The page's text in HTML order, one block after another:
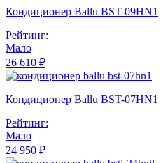
Кондиционер Ballu BST-09HN1
Рейтинг:
Мало
26 610 ₽
Кондиционер Ballu BST-07HN1
Рейтинг:
Мало
24 950 ₽